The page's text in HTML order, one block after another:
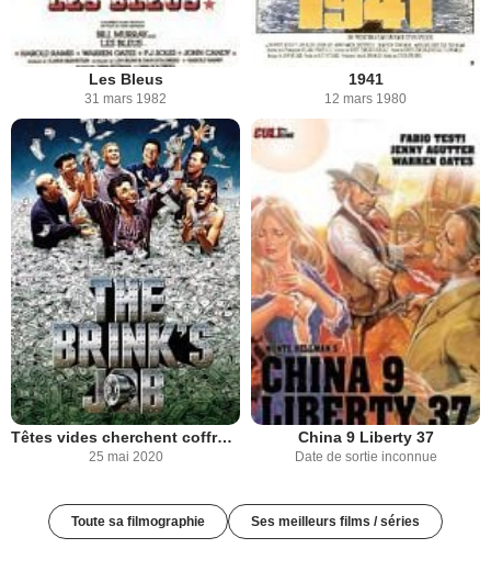
Les Bleus
31 mars 1982
1941
12 mars 1980
Têtes vides cherchent coffres pleins
25 mai 2020
China 9 Liberty 37
Date de sortie inconnue
Toute sa filmographie Ses meilleurs films / séries